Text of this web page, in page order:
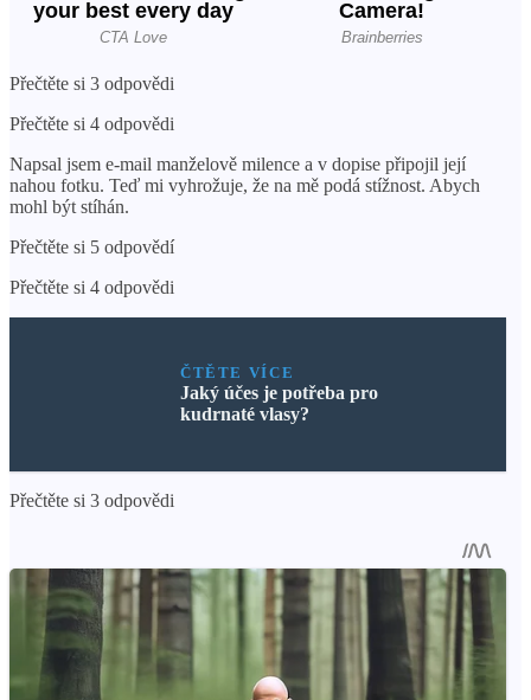
Přečtěte si 3 odpovědi
Přečtěte si 4 odpovědi
Napsal jsem e-mail manželově milence a v dopise připojil její
nahou fotku. Teď mi vyhrožuje, že na mě podá stížnost. Abych
mohl být stíhán.
Přečtěte si 5 odpovědí
Přečtěte si 4 odpovědi
ČTĚTE VÍCE
Jaký účes je potřeba pro
kudrnaté vlasy?
Přečtěte si 3 odpovědi